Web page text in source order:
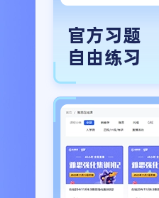
官方习题
自由练习